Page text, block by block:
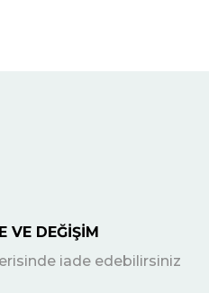
VE DEĞİŞİM
iade edebilirsiniz